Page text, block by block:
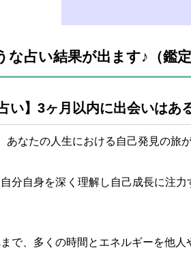
な占い結果が出ます♪（鑑定
い】3ヶ月以内に出会いはあ
あなたの人生における自己発見の旅
分自身を深く理解し自己成長に注
で、多くの時間とエネルギーを他人